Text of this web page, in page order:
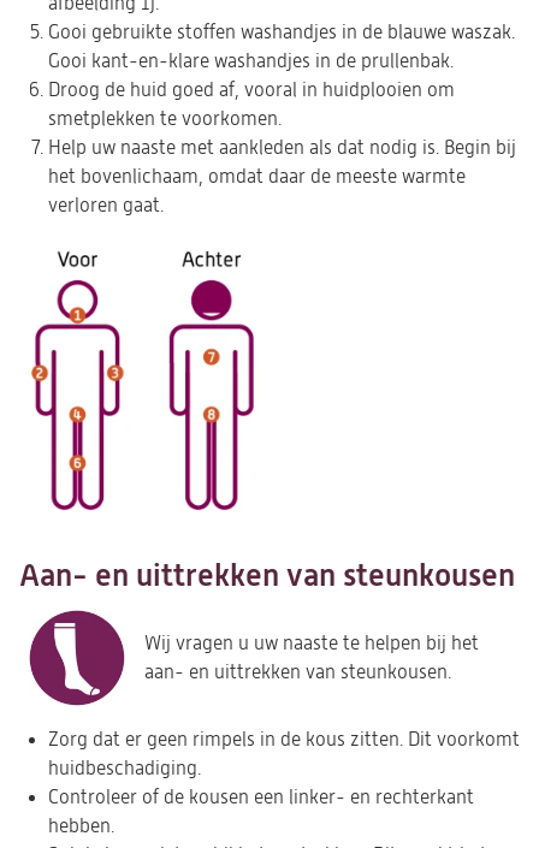
Gooi gebruikte stoffen washandjes in de blauwe waszak.
Gooi kant-en-klare washandjes in de prullenbak.
Droog de huid goed af, vooral in huidplooien om
smetplekken te voorkomen.
Help uw naaste met aankleden als dat nodig is. Begin bij
het bovenlichaam, omdat daar de meeste warmte
verloren gaat.
Aan- en uittrekken van steunkousen
Wij vragen u uw naaste te helpen bij het
aan- en uittrekken van steunkousen.
Zorg dat er geen rimpels in de kous zitten. Dit voorkomt
huidbeschadiging.
Controleer of de kousen een linker- en rechterkant
hebben.